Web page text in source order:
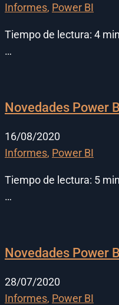
Informes, Power BI
Tiempo de lectura: 4 min
…
Novedades Power
16/08/2020
Informes, Power BI
Tiempo de lectura: 5 min
…
Novedades Power
28/07/2020
Informes, Power BI